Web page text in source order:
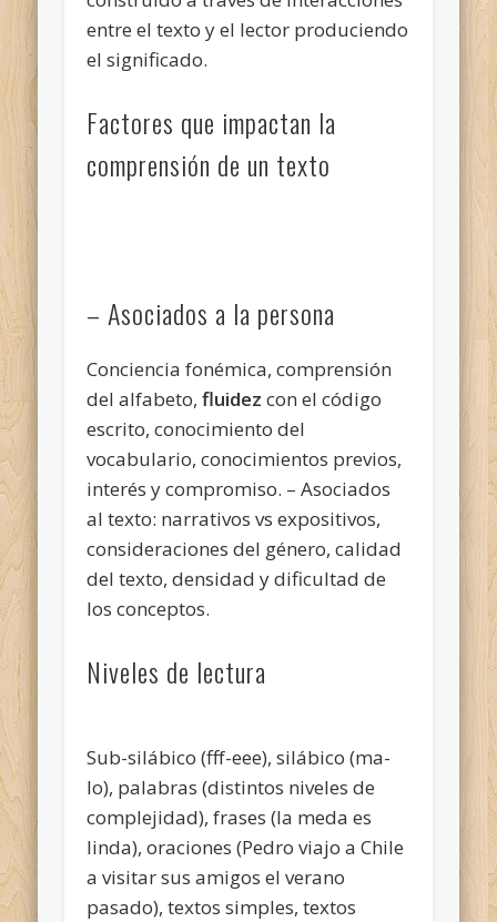
entre el texto y el lector produciendo
el significado.
Factores que impactan la
comprensión de un texto
– Asociados a la persona
Conciencia fonémica, comprensión
del alfabeto,fluidez con el código
escrito, conocimiento del
vocabulario, conocimientos previos,
interés y compromiso. – Asociados
al texto: narrativos vs expositivos,
consideraciones del género, calidad
del texto, densidad y dificultad de
los conceptos.
Niveles de lectura
Sub-silábico (fff-eee), silábico (ma-
lo), palabras (distintos niveles de
complejidad), frases (la meda es
linda), oraciones (Pedro viajo a Chile
a visitar sus amigos el verano
pasado), textos simples, textos